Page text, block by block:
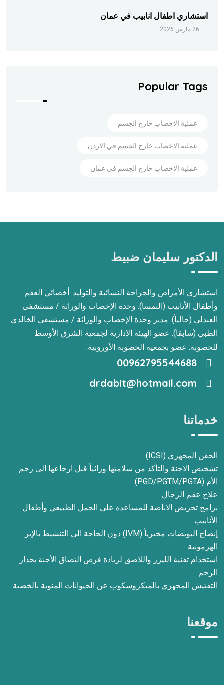
استشاري اطفال انابيب في عمان
26 مارس 2026
Popular Tags
عملية الاخصاب خارج الجسم
عملية الاخصاب خارج الجسم في الاردن
عملية الاخصاب خارج الجسم في عمان
الدكتور سليمان ضبيط
استشاري الأمراض والجراحة النسائية والتوليد. أخصائي العقم
وأطفال الأنابيب (النمسا). وحدة الإخصاب والوراثة / مستشفى
العبدلي (حالياً). مدير وحدة الإخصاب والوراثة / مستشفى الخالدي
الطبي (سابقا). عضو الهيئة الإدارية لجمعية الشرق الأوسط
للخصوبة. عضو بجمعية الخصوبة الأوروبية.
خدماتنا
الحقن المحهري (ICSI)
تشخيص الاجنة والتأكد من سلامتها وراثياً قبل ارجاعها الى رحم
الأم (PGD/PGTM/PGTA)
علاج عقم الرجال
برامج تحريض الاباضة للمساعدة على الحمل الطبيعي وأطفال
الأنابيب
إنضاج البويضات مخبرياً (IVM) دون الحاجة الى التنشيط بالإبر
الهرمونية
استخدام تفنية الليزر واللاصق لزيادة فرص التصاق الأجنة بجدار
الرحم
التفتيش المجهري بالميكروسكوب عن الحيوانات المنوية بالخصية
موقعنا